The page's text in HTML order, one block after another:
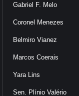
Gabriel F. Melo
Coronel Menezes
Belmiro Vianez
Marcos Coerais
Yara Lins
Sen. Plínio Valério